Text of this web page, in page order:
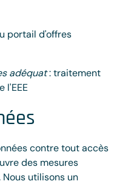
portail d'offres
adéquat: traitement
l'EEE
contre tout accès
des mesures
utilisons un